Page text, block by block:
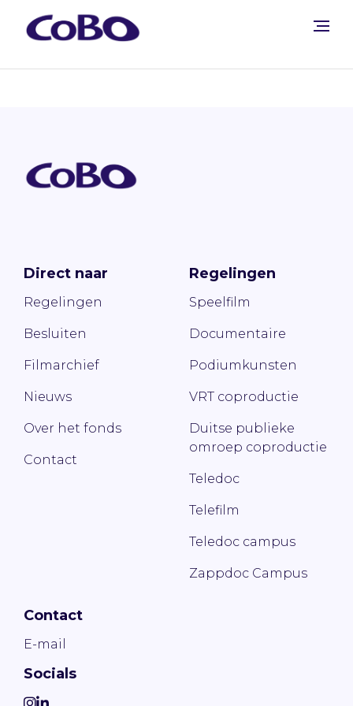
Direct naar
Regelingen
Besluiten
Filmarchief
Nieuws
Over het fonds
Contact
Regelingen
Speelfilm
Documentaire
Podiumkunsten
VRT coproductie
Duitse publieke
omroep coproductie
Teledoc
Telefilm
Teledoc campus
Zappdoc Campus
Contact
E-mail
Socials